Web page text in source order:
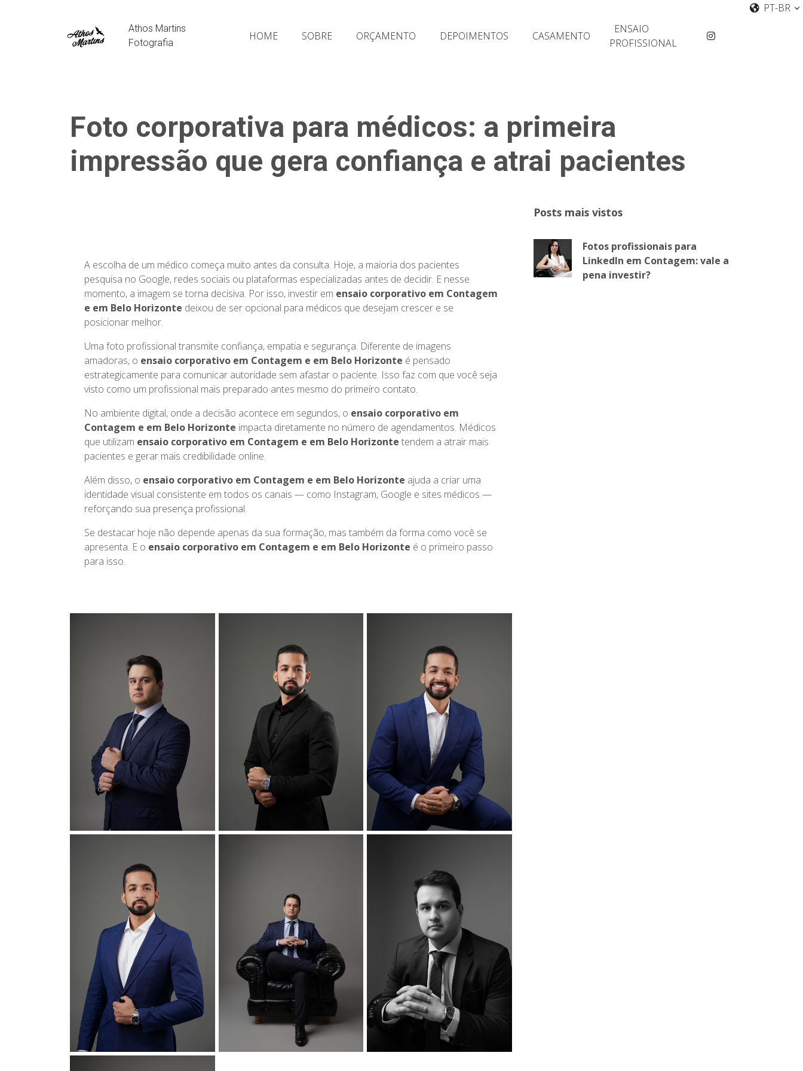
Athos Martins
Fotografia
HOME SOBRE ORÇAMENTO DEPOIMENTOS CASAMENTO
ENSAIO
PROFISSIONAL
PT-BR
Foto corporativa para médicos: a primeira
impressão que gera confiança e atrai pacientes
A escolha de um médico começa muito antes da consulta. Hoje, a maioria dos pacientes
pesquisa no Google, redes sociais ou plataformas especializadas antes de decidir. E nesse
momento, a imagem se torna decisiva. Por isso, investir em ensaio corporativo em Contagem
e em Belo Horizonte deixou de ser opcional para médicos que desejam crescer e se
posicionar melhor.
Uma foto profissional transmite confiança, empatia e segurança. Diferente de imagens
amadoras, o ensaio corporativo em Contagem e em Belo Horizonte é pensado
estrategicamente para comunicar autoridade sem afastar o paciente. Isso faz com que você seja
visto como um profissional mais preparado antes mesmo do primeiro contato.
No ambiente digital, onde a decisão acontece em segundos, o ensaio corporativo em
Contagem e em Belo Horizonte impacta diretamente no número de agendamentos. Médicos
que utilizam ensaio corporativo em Contagem e em Belo Horizonte tendem a atrair mais
pacientes e gerar mais credibilidade online.
Além disso, o ensaio corporativo em Contagem e em Belo Horizonte ajuda a criar uma
identidade visual consistente em todos os canais — como Instagram, Google e sites médicos —
reforçando sua presença profissional.
Se destacar hoje não depende apenas da sua formação, mas também da forma como você se
apresenta. E o ensaio corporativo em Contagem e em Belo Horizonte é o primeiro passo
para isso.
Posts mais vistos
Fotos profissionais para
LinkedIn em Contagem: vale a
pena investir?